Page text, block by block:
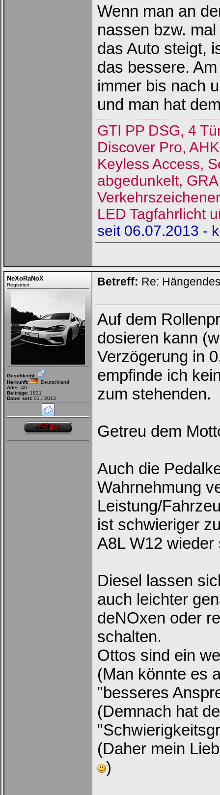
Wenn man an
nassen bzw.
das Auto steigt,
das bessere.
immer bis nach
und man hat
GTI PP DSG, 4
Discover Pro,
Keyless Access,
abgedunkelt,
LED Tagfahrlicht
seit 06.07.2013 -
NeXoRaNoX
Registriert
Geschlecht:
Herkunft:
Deutschland
Alter: 40
Beiträge: 1821
Dabei seit: 03 / 2013
Betreff: Re:
Auf dem
dosieren kann
Verzögerung in
empfinde ich
zum stehenden.
Getreu dem
Auch die
Wahrnehmung
Leistung/
ist schwieriger
A8L W12
Diesel lassen
auch leichter
deNOxen oder
schalten.
Ottos sind ein
(Man könnte es
"besseres
(Demnach hat
(Daher mein
)